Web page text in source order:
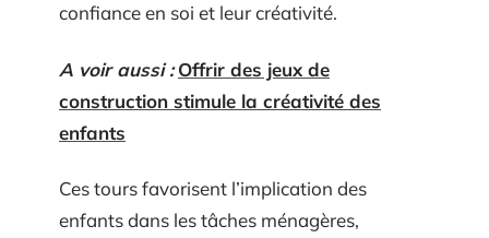
confiance en soi et leur créativité.
A voir aussi : Offrir des jeux de
construction stimule la créativité des
enfants
Ces tours favorisent l’implication des
enfants dans les tâches ménagères,